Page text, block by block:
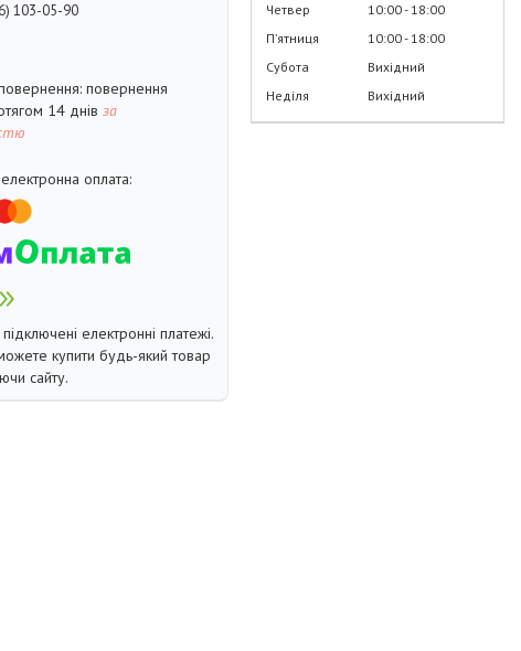
103-05-90
повернення
14 днів за
електронні платежі.
купити будь-який товар
сайту.
Четвер
10:00 18:00
Пʼятниця
10:00 18:00
Субота
Вихідний
Неділя
Вихідний